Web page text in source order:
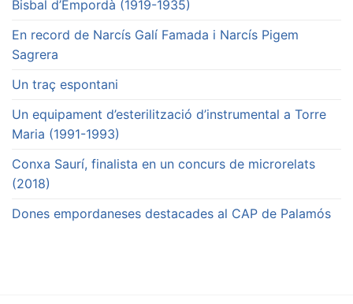
Bisbal d’Empordà (1919-1935)
En record de Narcís Galí Famada i Narcís Pigem
Sagrera
Un traç espontani
Un equipament d’esterilització d’instrumental a Torre
Maria (1991-1993)
Conxa Saurí, finalista en un concurs de microrelats
(2018)
Dones empordaneses destacades al CAP de Palamós